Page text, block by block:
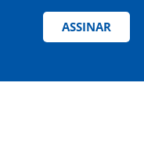
ASSINAR